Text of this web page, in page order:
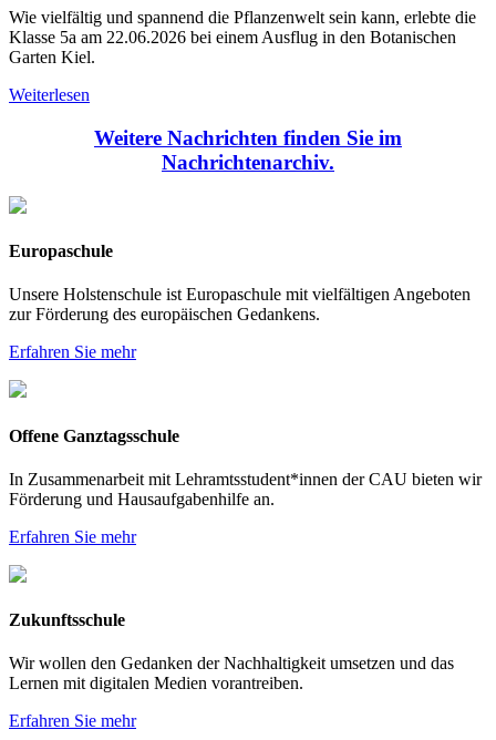
Wie vielfältig und spannend die Pflanzenwelt sein kann, erlebte die
Klasse 5a am 22.06.2026 bei einem Ausflug in den Botanischen
Garten Kiel.
Weiterlesen
Weitere Nachrichten finden Sie im
Nachrichtenarchiv.
Europaschule
Unsere Holstenschule ist Europaschule mit vielfältigen Angeboten
zur Förderung des europäischen Gedankens.
Erfahren Sie mehr
Offene Ganztagsschule
In Zusammenarbeit mit Lehramtsstudent*innen der CAU bieten wir
Förderung und Hausaufgabenhilfe an.
Erfahren Sie mehr
Zukunftsschule
Wir wollen den Gedanken der Nachhaltigkeit umsetzen und das
Lernen mit digitalen Medien vorantreiben.
Erfahren Sie mehr